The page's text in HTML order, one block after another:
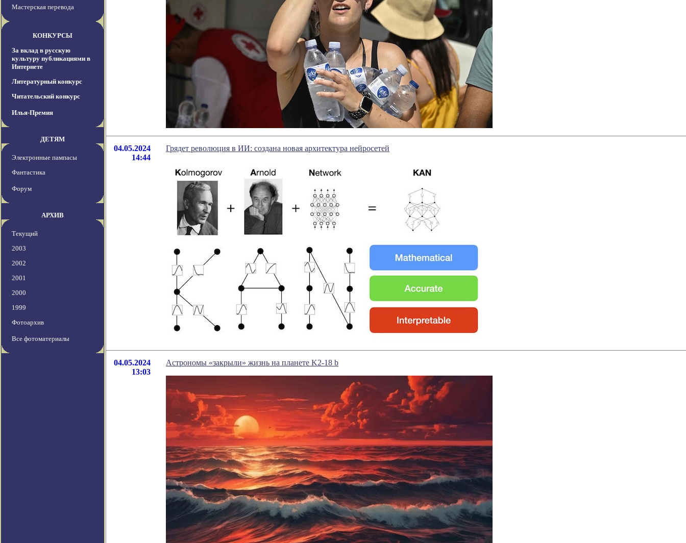
Мастерская перевода
КОНКУРСЫ
За вклад в русскую
культуру публикациями в
Интернете
Литературный конкурс
Читательский конкурс
Илья-Премия
ДЕТЯМ
Электронные пампасы
Фантастика
Форум
АРХИВ
Текущий
2003
2002
2001
2000
1999
Фотоархив
Все фотоматериалы
04.05.2024
14:44
Грядет революция в ИИ: создана новая архитектура нейросетей
04.05.2024
13:03
Астрономы «закрыли» жизнь на планете K2-18 b